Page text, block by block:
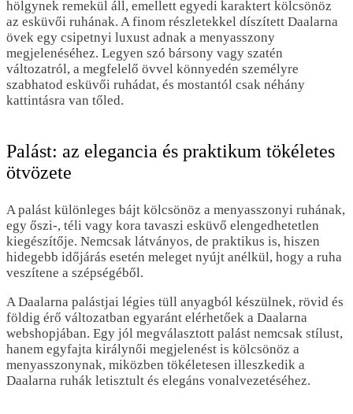
hölgynek remekül áll, emellett egyedi karaktert kölcsönöz
az esküvői ruhának. A finom részletekkel díszített Daalarna
övek egy csipetnyi luxust adnak a menyasszony
megjelenéséhez. Legyen szó bársony vagy szatén
változatról, a megfelelő övvel könnyedén személyre
szabhatod esküvői ruhádat, és mostantól csak néhány
kattintásra van tőled.
Palást: az elegancia és praktikum tökéletes
ötvözete
A palást különleges bájt kölcsönöz a menyasszonyi ruhának,
egy őszi-, téli vagy kora tavaszi esküvő elengedhetetlen
kiegészítője. Nemcsak látványos, de praktikus is, hiszen
hidegebb időjárás esetén meleget nyújt anélkül, hogy a ruha
veszítene a szépségéből.
A Daalarna palástjai légies tüll anyagból készülnek, rövid és
földig érő változatban egyaránt elérhetőek a Daalarna
webshopjában. Egy jól megválasztott palást nemcsak stílust,
hanem egyfajta királynői megjelenést is kölcsönöz a
menyasszonynak, miközben tökéletesen illeszkedik a
Daalarna ruhák letisztult és elegáns vonalvezetéséhez.